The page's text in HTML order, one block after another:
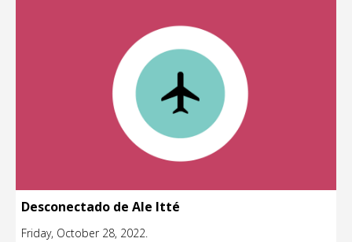
Desconectado de Ale Itté
Friday, October 28, 2022.